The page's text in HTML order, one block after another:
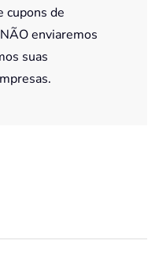
cupons de
enviaremos
suas